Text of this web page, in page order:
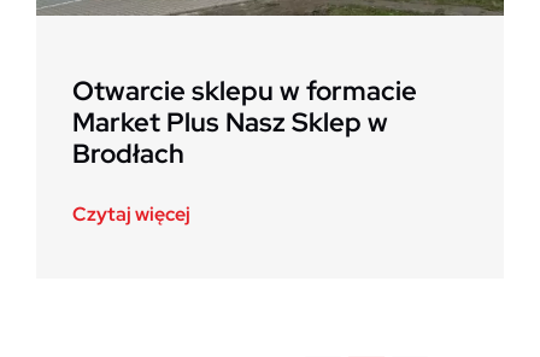
Otwarcie sklepu w formacie
Market Plus Nasz Sklep w
Brodłach
Czytaj więcej